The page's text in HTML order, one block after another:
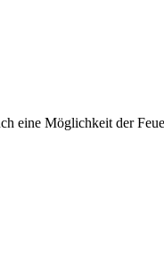
eine Möglichkeit der